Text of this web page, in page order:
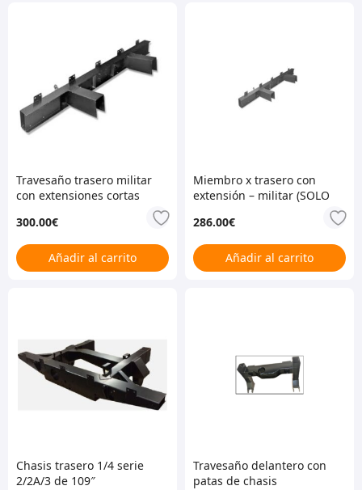
Travesaño trasero militar
con extensiones cortas
300.00€
Añadir al carrito
Miembro x trasero con
extensión – militar (SOLO
286.00€
Añadir al carrito
Chasis trasero 1/4 serie
2/2A/3 de 109″
Travesaño delantero con
patas de chasis